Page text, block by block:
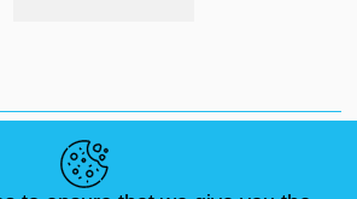
USDIMENSIONS
NOUS CONTACTER